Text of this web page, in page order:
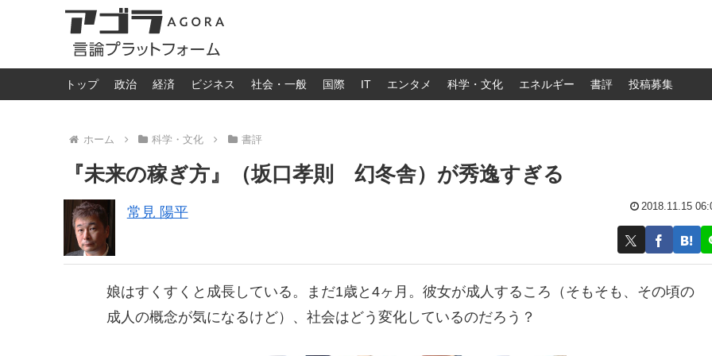
トップ 政治 経済 ビジネス 社会・一般 国際 IT エンタメ 科学・文化 エネルギー 書評 投稿募集
ホーム 科学・文化 書評
『未来の稼ぎ方』（坂口孝則 幻冬舎）が秀逸すぎる
常見 陽平 2018.11.15
娘はすくすくと成長している。まだ1歳と4ヶ月。彼女が成人するころ（そもそも、その頃の
成人の概念が気になるけど）、社会はどう変化しているのだろう？